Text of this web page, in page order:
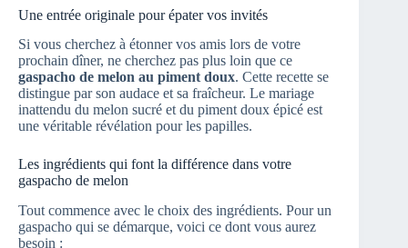
Une entrée originale pour épater vos invités
Si vous cherchez à étonner vos amis lors de votre
prochain dîner, ne cherchez pas plus loin que ce
gaspacho de melon au piment doux. Cette recette se
distingue par son audace et sa fraîcheur. Le mariage
inattendu du melon sucré et du piment doux épicé est
une véritable révélation pour les papilles.
Les ingrédients qui font la différence dans votre
gaspacho de melon
Tout commence avec le choix des ingrédients. Pour un
gaspacho qui se démarque, voici ce dont vous aurez
besoin :